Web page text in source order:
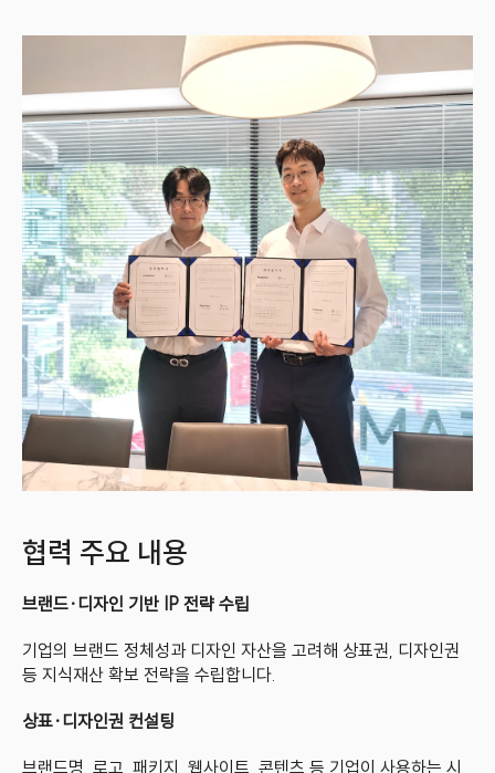
협력 주요 내용
브랜드·디자인 기반 IP 전략 수립
기업의 브랜드 정체성과 디자인 자산을 고려해 상표권, 디자인권
등 지식재산 확보 전략을 수립합니다.
상표·디자인권 컨설팅
브랜드명, 로고, 패키지, 웹사이트, 콘텐츠 등 기업이 사용하는 시